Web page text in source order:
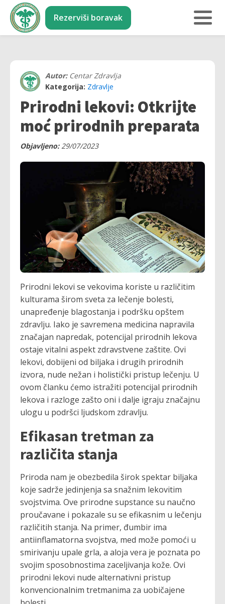
Rezerviši boravak
Autor: Centar Zdravlja
Kategorija: Zdravlje
Prirodni lekovi: Otkrijte
moć prirodnih preparata
Objavljeno:29/07/2023
Prirodni lekovi se vekovima koriste u različitim
kulturama širom sveta za lečenje bolesti,
unapređenje blagostanja i podršku opštem
zdravlju. Iako je savremena medicina napravila
značajan napredak, potencijal prirodnih lekova
ostaje vitalni aspekt zdravstvene zaštite. Ovi
lekovi, dobijeni od biljaka i drugih prirodnih
izvora, nude nežan i holistički pristup lečenju. U
ovom članku ćemo istražiti potencijal prirodnih
lekova i razloge zašto oni i dalje igraju značajnu
ulogu u podršci ljudskom zdravlju.
Efikasan tretman za
različita stanja
Priroda nam je obezbedila širok spektar biljaka
koje sadrže jedinjenja sa snažnim lekovitim
svojstvima. Ove prirodne supstance su naučno
proučavane i pokazale su se efikasnim u lečenju
različitih stanja. Na primer, đumbir ima
antiinflamatorna svojstva, med može pomoći u
smirivanju upale grla, a aloja vera je poznata po
svojim sposobnostima zaceljivanja kože. Ovi
prirodni lekovi nude alternativni pristup
konvencionalnim tretmanima za uobičajene